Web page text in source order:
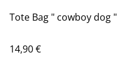
Tote Bag " cowboy dog "
14,90 €